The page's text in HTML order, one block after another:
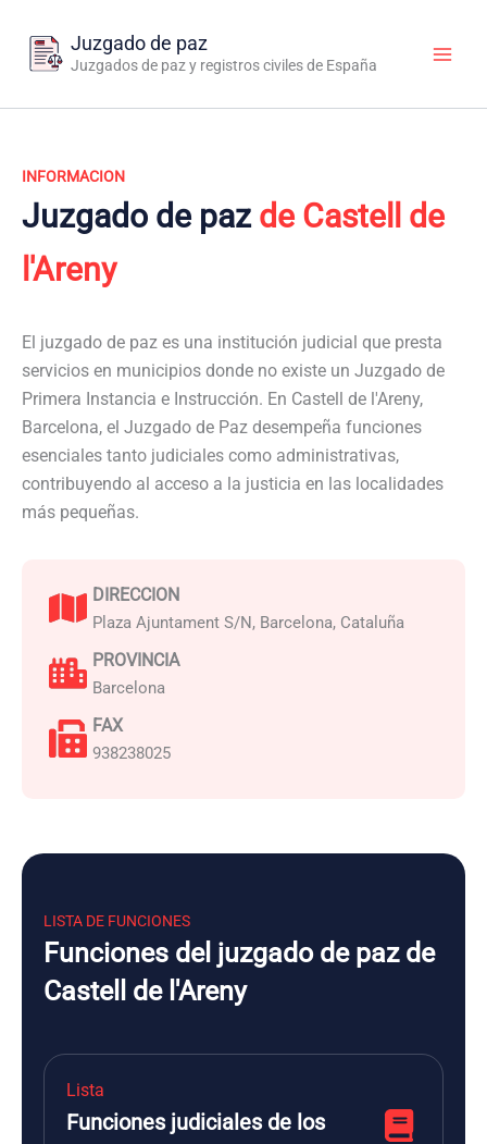
contenido
Juzgado de paz
Juzgados de paz y registros civiles de España
INFORMACION
Juzgado de paz de Castell de
l'Areny
El juzgado de paz es una institución judicial que presta
servicios en municipios donde no existe un Juzgado de
Primera Instancia e Instrucción. En Castell de l'Areny,
Barcelona, el Juzgado de Paz desempeña funciones
esenciales tanto judiciales como administrativas,
contribuyendo al acceso a la justicia en las localidades
más pequeñas.
DIRECCION
Plaza Ajuntament S/N, Barcelona, Cataluña
PROVINCIA
Barcelona
FAX
938238025
LISTA DE FUNCIONES
Funciones del juzgado de paz de
Castell de l'Areny
Lista
Funciones judiciales de los